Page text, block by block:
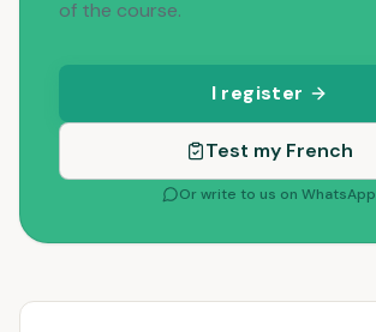
of the course.
I register
Test my French
Or write to us on WhatsApp